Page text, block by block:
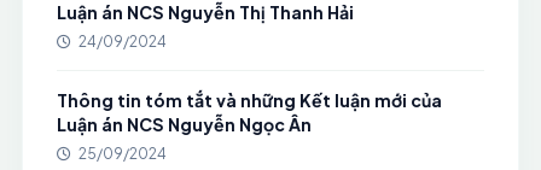
Luận án NCS Nguyễn Thị Thanh Hải
24/09/2024
Thông tin tóm tắt và những Kết luận mới của
Luận án NCS Nguyễn Ngọc Ân
25/09/2024